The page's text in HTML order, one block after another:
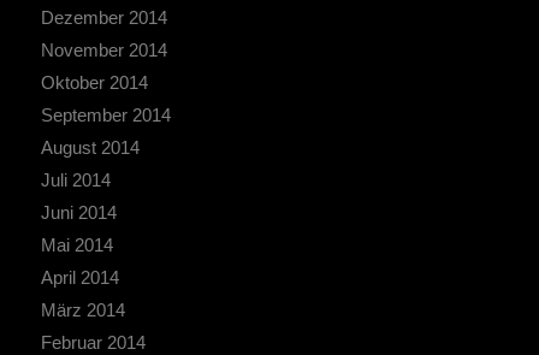
Dezember 2014
November 2014
Oktober 2014
September 2014
August 2014
Juli 2014
Juni 2014
Mai 2014
April 2014
März 2014
Februar 2014